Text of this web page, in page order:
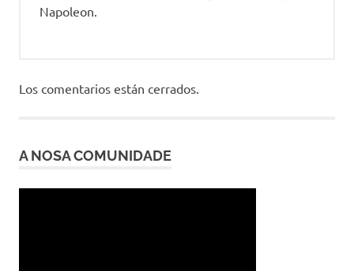
Napoleon.
Los comentarios están cerrados.
A NOSA COMUNIDADE